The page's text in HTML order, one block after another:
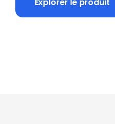
Explorer le produit